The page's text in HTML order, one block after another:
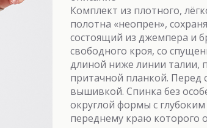
Комплект из плотного,
полотна «неопрен»,
состоящий из джемпера и
свободного кроя, со
длиной ниже линии талии,
притачной планкой. Перед
вышивкой. Спинка без
округлой формы с
переднему краю которого